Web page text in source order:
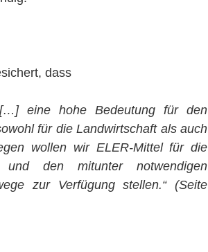
dass
[…] eine hohe Bedeutung für den
für die Landwirtschaft als auch
wollen wir ELER-Mittel für die
und den mitunter notwendigen
zur Verfügung stellen.“ (Seite